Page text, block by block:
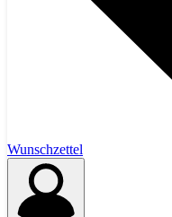
Wunschzettel